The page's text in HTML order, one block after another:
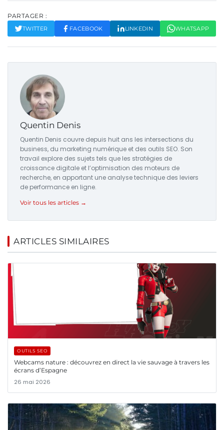
PARTAGER :
TWITTER FACEBOOK LINKEDIN WHATSAPP
Quentin Denis
Quentin Denis couvre depuis huit ans les intersections du
business, du marketing numérique et des outils SEO. Son
travail explore des sujets tels que les stratégies de
croissance digitale et l’optimisation des moteurs de
recherche, en apportant une analyse technique des leviers
de performance en ligne.
Voir tous les articles →
ARTICLES SIMILAIRES
OUTILS SEO
Webcams nature : découvrez en direct la vie sauvage à travers les
écrans d’Espagne
26 mai 2026